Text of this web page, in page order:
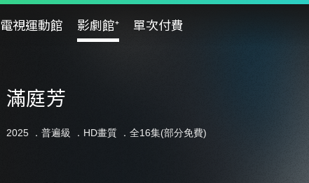
電視運動館 影劇館⁺ 單次付費
滿庭芳
2025 ． 普遍級 ．HD畫質 ．全16集(部分免費)